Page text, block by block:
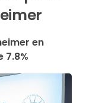
en
7.8%